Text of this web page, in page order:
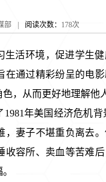
部 阅读次数： 178次
生活环境，促进学生
在通过精彩纷呈的电
，从而更好地理解他
1981年美国经济危机
，妻子不堪重负离去
收容所、卖血等苦难